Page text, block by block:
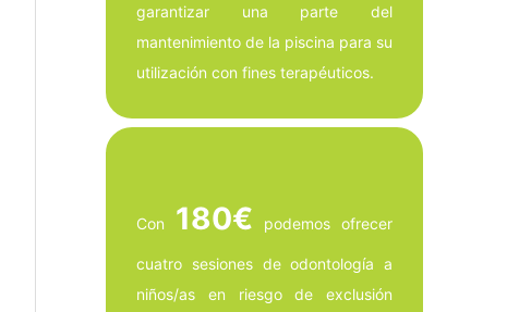
garantizar una parte del
mantenimiento de la piscina para su
utilización con fines terapéuticos.
Con 180€ podemos ofrecer
cuatro sesiones de odontología a
niños/as en riesgo de exclusión